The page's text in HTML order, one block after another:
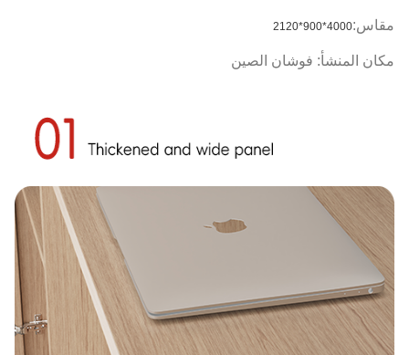
مقاس: 4000
*900*2120
مكان المنشأ: فوشان الصين